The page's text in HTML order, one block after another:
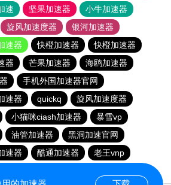
速 坚果加速器
小牛加速器
旋风加速度器
银河加速器
速器 快橙加速器
快橙加速器
器 芒果加速器
海鸥加速器
手机外国加速器官网
速器 quickq
旋风加速度器
小猫咪ciash加速器
暴雪vp
油管加速器
黑洞加速官网
速器 酷通加速器
老王vnp